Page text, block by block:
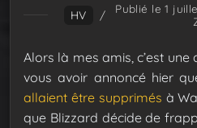
HV / Publié le 1
Alors là mes amis, c’est
vous avoir annoncé hier
allaient être supprimés à
que Blizzard décide de